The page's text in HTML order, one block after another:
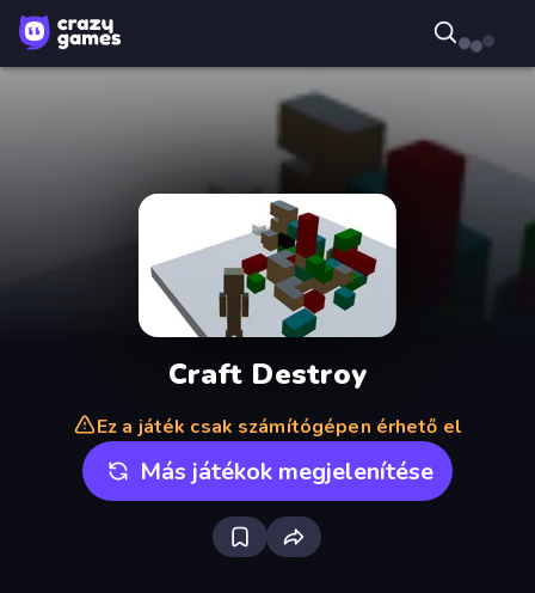
Craft Destroy
Ez a játék csak számítógépen érhető el
Más játékok megjelenítése